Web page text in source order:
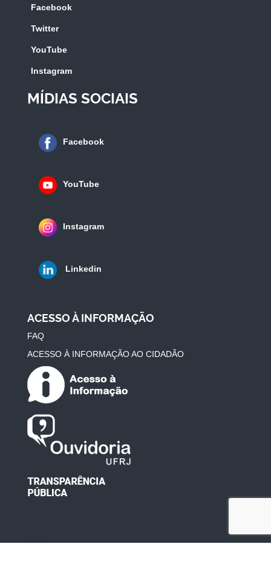
Facebook
Twitter
YouTube
Instagram
MÍDIAS SOCIAIS
Facebook
YouTube
Instagram
Linkedin
ACESSO À INFORMAÇÃO
FAQ
ACESSO À INFORMAÇÃO AO CIDADÃO